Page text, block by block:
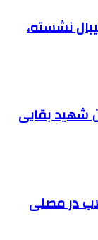
نشسته،
شهید بقایی
در مصلی